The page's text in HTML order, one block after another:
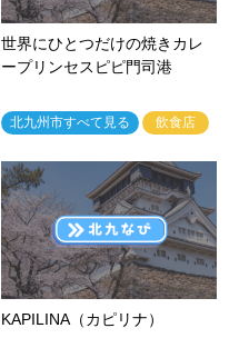
世界にひとつだけの焼きカレ
ープリンセスピピ門司港
北九州市すべて見る 飲食店
KAPILINA（カピリナ）